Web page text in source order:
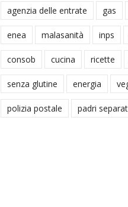
agenzia delle entrate gas
enea malasanità inps
consob cucina ricette
senza glutine energia
polizia postale padri